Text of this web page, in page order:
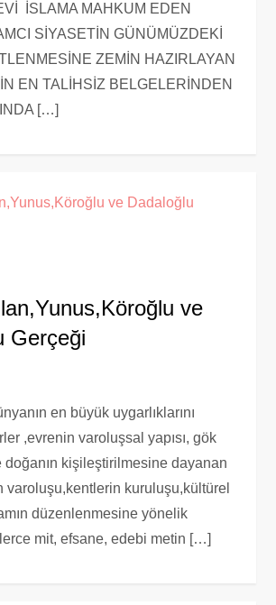
İSLAMA MAHKUM EDEN
SİYASETİN GÜNÜMÜZDEKİ
ZEMİN HAZIRLAYAN
EN TALİHSİZ BELGELERİNDEN
[…]
ve
Gerçeği
en büyük uygarlıklarını
,evrenin varoluşsal yapısı, gök
kişileştirilmesine dayanan
varoluşu,kentlerin kuruluşu,kültürel
düzenlenmesine yönelik
mit, efsane, edebi metin […]